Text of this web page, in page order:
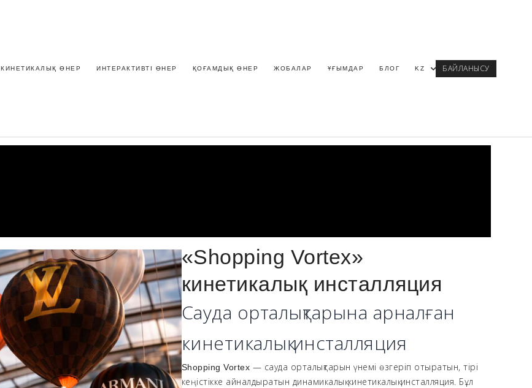
КИНЕТИКАЛЫҚ ӨНЕР ИНТЕРАКТИВТІ ӨНЕР ҚОҒАМДЫҚ ӨНЕР ЖОБАЛАР ҰҒЫМДАР БЛОГ KZ БАЙЛАНЫСУ
«Shopping Vortex»
кинетикалық инсталляция
Сауда орталықтарына арналған
кинетикалық инсталляция
Shopping Vortex — сауда орталықтарын үнемі өзгеріп отыратын, тірі
кеңістікке айналдыратын динамикалық кинетикалық инсталляция. Бұл